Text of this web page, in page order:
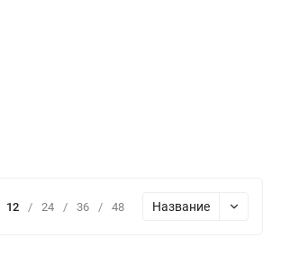
12 / 24 / 36 / 48 Название